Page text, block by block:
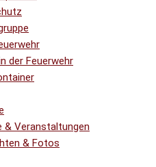
der Feuerwehr
& Veranstaltungen
& Fotos